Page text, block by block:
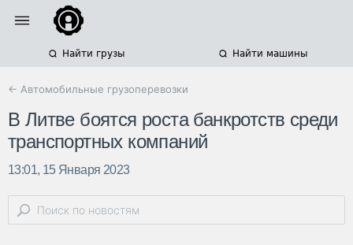
Найти грузы Найти машины
← Автомобильные грузоперевозки
В Литве боятся роста банкротств среди
транспортных компаний
13:01, 15 Января 2023